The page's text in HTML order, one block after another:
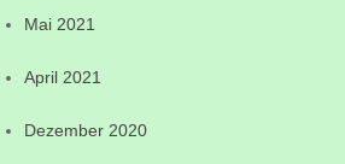
Mai 2021
April 2021
Dezember 2020